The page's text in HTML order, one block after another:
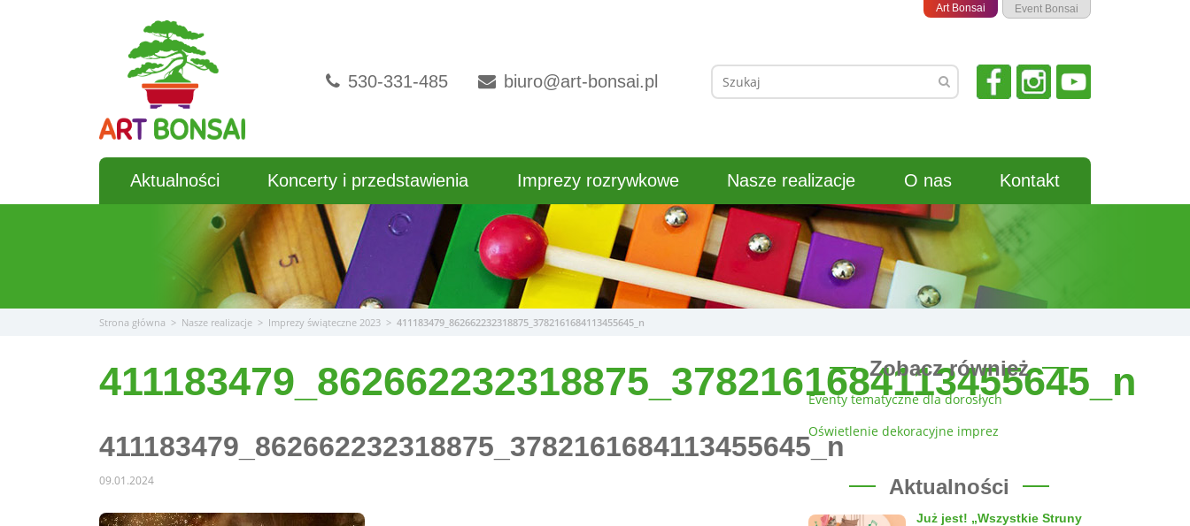
Art Bonsai Event Bonsai
530-331-485 biuro@art-bonsai.pl Szukaj:
Aktualności Koncerty i przedstawienia Imprezy rozrywkowe Nasze realizacje O nas Kontakt
Strona główna > Nasze realizacje > Imprezy świąteczne 2023 > 411183479_862662232318875_3782161684113455645_n
411183479_862662232318875_3782161684113455645_n
411183479_862662232318875_3782161684113455645_n
09.01.2024
Zobacz również
Eventy tematyczne dla dorosłych
Oświetlenie dekoracyjne imprez
Aktualności
Już jest! „Wszystkie Struny